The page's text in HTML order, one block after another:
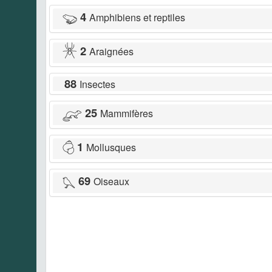
4 Amphibiens et reptiles
2 Araignées
88 Insectes
25 Mammifères
1 Mollusques
69 Oiseaux